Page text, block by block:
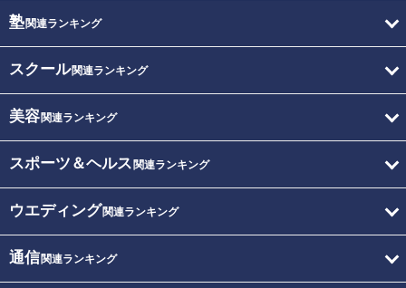
塾関連ランキング
スクール関連ランキング
美容関連ランキング
スポーツ＆ヘルス 関連ランキング
ウエディング関連ランキング
通信関連ランキング